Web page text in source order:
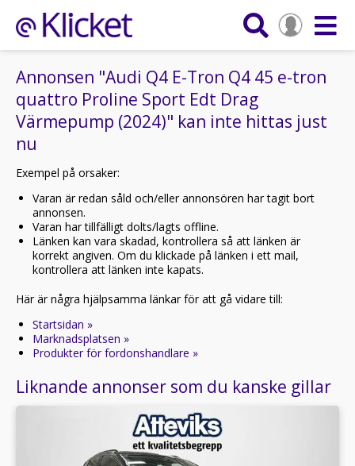
Annonsen "Audi Q4 E-Tron Q4 45 e-tron
quattro Proline Sport Edt Drag
Värmepump (2024)" kan inte hittas just
nu
Exempel på orsaker:
Varan är redan såld och/eller annonsören har tagit bort
annonsen.
Varan har tillfälligt dolts/lagts offline.
Länken kan vara skadad, kontrollera så att länken är
korrekt angiven. Om du klickade på länken i ett mail,
kontrollera att länken inte kapats.
Här är några hjälpsamma länkar för att gå vidare till:
Startsidan »
Marknadsplatsen »
Produkter för fordonshandlare »
Liknande annonser som du kanske gillar